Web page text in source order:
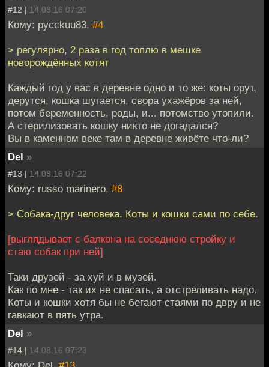
#12 | 14.08.16 07:20
Кому: pycckuu83, #4
> регулярно, 2 раза в год топлю в мешке
новорождённых котят
Каждый год у вас в деревне одно и то же: коты орут,
дерутся, кошка шугается, свора ухажёров за ней,
потом беременность, роды, и... потомство утопили.
А стерилизовать кошку никто не догадался?
Вы в каменном веке там в деревне живёте что-ли?
Del »
#13 | 14.08.16 07:22
Кому: russo marinero, #8
> Собака-друг человека. Коты и кошки сами по себе.
[выглядывает с балкона на соседнюю стройку и
стаю собак при ней]
Таки друзей - за хуй и в музей.
Как по мне - так их не спасать, а отстреливать надо.
Коты и кошки хотя бы не бегают стаями по двру и не
гавкают в пять утра.
Del »
#14 | 14.08.16 07:23